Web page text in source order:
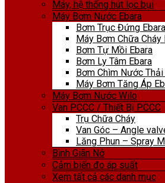
Máy, hệ thống hút lọc bụi
Máy Bơm Nước Ebara
Bơm Trục Đứng Ebara
Máy Bơm Chữa Cháy
Bơm Tự Mồi Ebara
Bơm Ly Tâm Ebara
Bơm Chìm Nước Thải
Máy Bơm Tăng Áp
Máy Bơm Nước Wilo
Van PCCC / Thiết Bị PCCC
Trụ Chữa Cháy
Van Góc – Angle
Lăng Phun – Spray
Bình Giãn Nở
Cảm biến đo áp suất
Xem tất cả các danh mục